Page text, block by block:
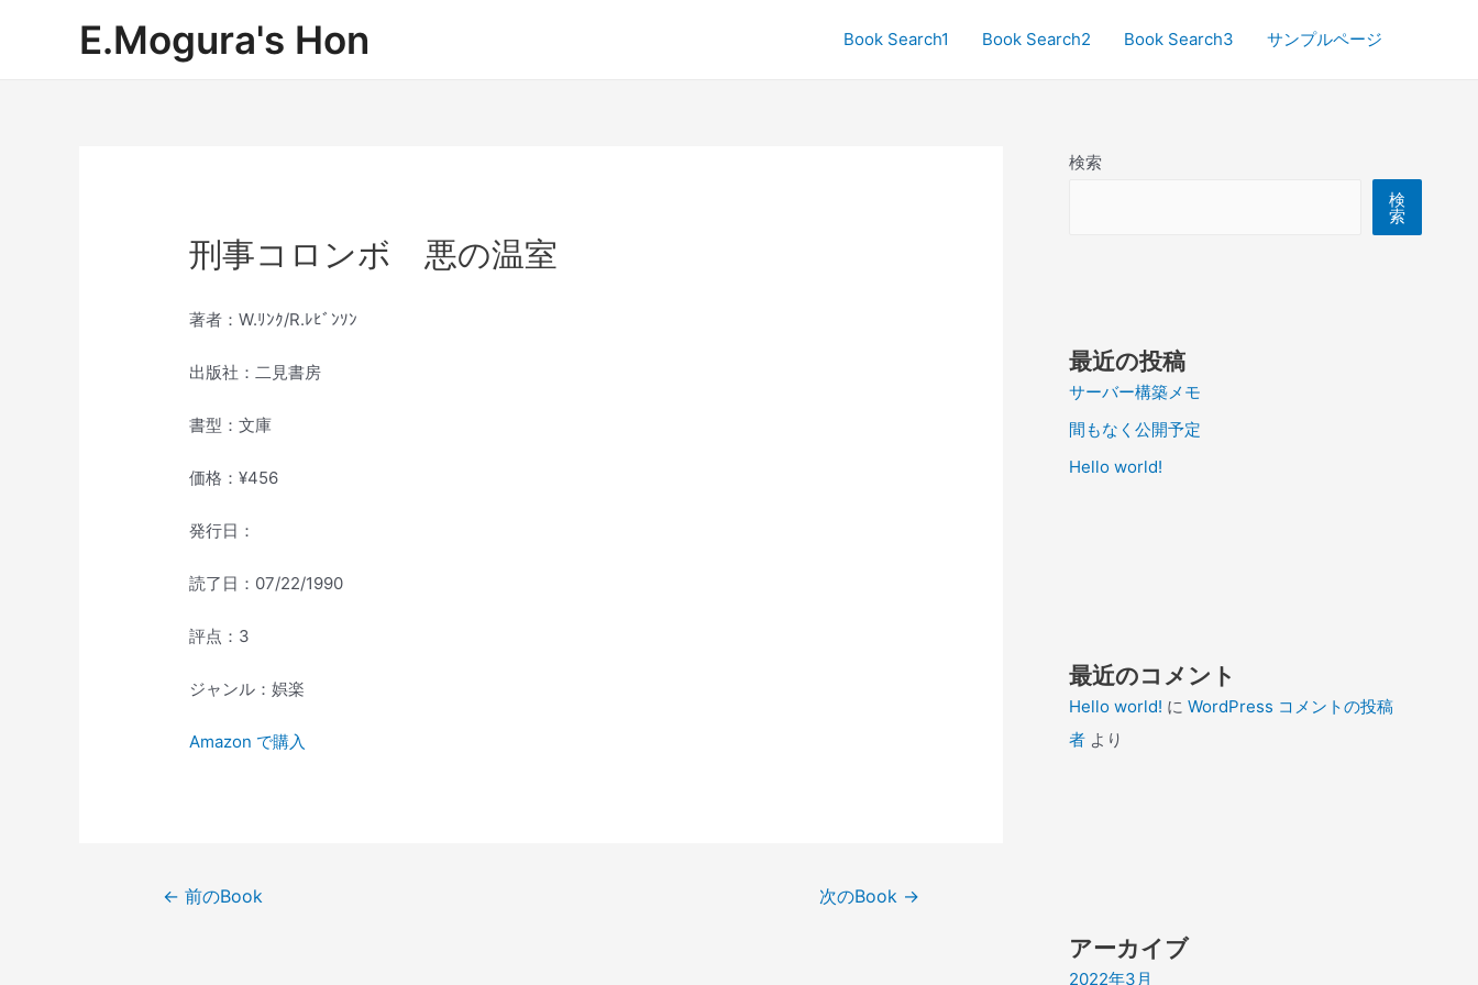
E.Mogura's Hon Book Search1 Book Search2 Book Search3 サンプルページ
刑事コロンボ 悪の温室
著者：W.ﾘﾝｸ/R.ﾚﾋﾞﾝｿﾝ
出版社：二見書房
書型：文庫
価格：¥456
発行日：
読了日：07/22/1990
評点：3
ジャンル：娯楽
Amazon で購入
← 前のBook 次のBook →
検索
検
索
最近の投稿
サーバー構築メモ
間もなく公開予定
Hello world!
最近のコメント
Hello world! に WordPress コメントの投稿
者 より
アーカイブ
2022年3月